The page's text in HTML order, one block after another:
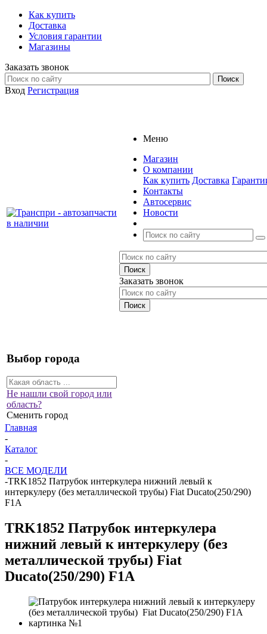
Как купить
Доставка
Условия гарантии
Магазины
Заказать звонок
Вход Регистрация
Меню
Магазин
О компании
Как купить Доставка
Контакты
Автосервис
Новости
Заказать звонок
Выбор города
Не нашли свой город или
область?
Сменить город
Главная
-
Каталог
-
ВСЕ МОДЕЛИ
-TRK1852 Патрубок интеркулера нижний левый к
интеркулеру (без металлической трубы) Fiat Ducato(250/290)
F1A
TRK1852 Патрубок интеркулера
нижний левый к интеркулеру (без
металлической трубы) Fiat
Ducato(250/290) F1A